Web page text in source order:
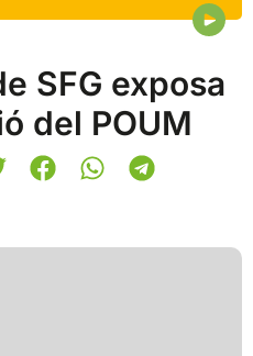
SFG exposa
del POUM